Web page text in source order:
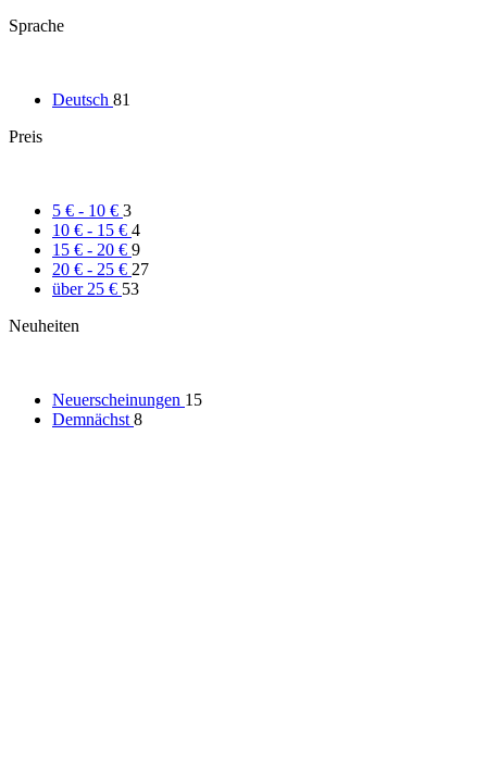
Sprache
Deutsch 81
Preis
5 € - 10 € 3
10 € - 15 € 4
15 € - 20 € 9
20 € - 25 € 27
über 25 € 53
Neuheiten
Neuerscheinungen 15
Demnächst 8